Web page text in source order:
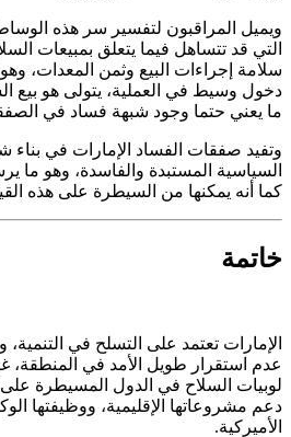
ويميل المراقبون لتفسير سر هذه
التي قد تتساهل فيما يتعلق بمبيعات
سلامة إجراءات البيع وثمن المعدات،
دخول وسيط في العملية، يتولى هو بيع
ما يعني حتما وجود شبهة فساد في
وتفيد صفقات الفساد الإمارات في بناء
السياسية المستبدة والفاسدة، وهو ما
كما أنه يمكنها من السيطرة على هذه
خاتمة
الإمارات تعتمد على التسلح في
عدم استقرار طويل الأمد في المنطقة،
لوبيات السلاح في الدول المسيطرة
دعم مشروعاتها الإقليمية، ووظيفتها
الأميركية.